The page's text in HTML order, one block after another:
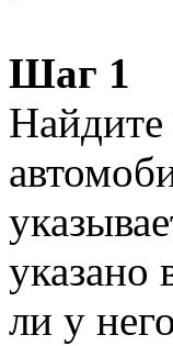
Шаг 1
Найдите
указано
ли у